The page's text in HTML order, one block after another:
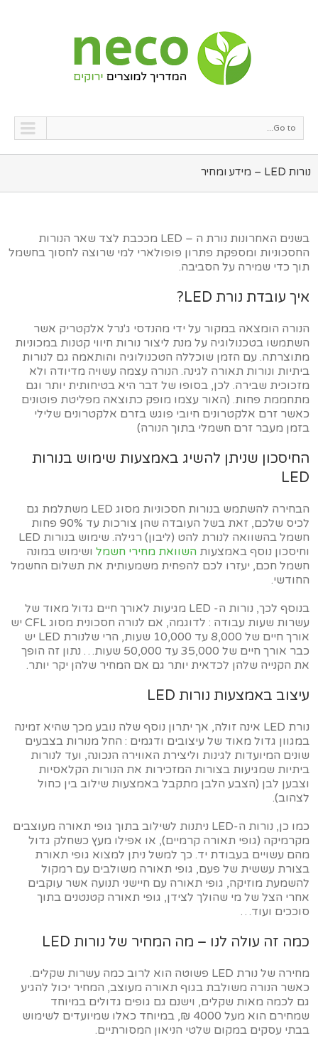
Go to...
נורות LED – מידע ומחיר
בשנים האחרונות נורת ה – LED מככבת לצד שאר הנורות
החסכוניות ומספקת פתרון פופולארי למי שרוצה לחסוך בחשמל
תוך כדי שמירה על הסביבה.
איך עובדת נורת LED?
הנורה הומצאה במקור על ידי מהנדסי ג'נרל אלקטריק אשר
השתמשו בטכנולוגיה על מנת ליצור נורות חיווי קטנות במכוניות
מתוצרתה. עם הזמן שוכללה הטכנולוגיה והותאמה גם לנורות
ביתיות ונורות תאורה לגינה. הנורה עצמה עשויה מדיודה ולא
מזכוכית שבירה. לכן, בסופו של דבר היא בטיחותית יותר וגם
מתחממת פחות. (האור עצמו מופק כתוצאה מפליטת פוטונים
כאשר זרם אלקטרונים חיובי פוגש בזרם אלקטרונים שלילי
בזמן מעבר זרם חשמלי בתוך הנורה)
החיסכון שניתן להשיג באמצעות שימוש בנורות
LED
הבחירה להשתמש בנורות חסכוניות מסוג LED משתלמת גם
לכיס שלכם, זאת בשל העובדה שהן צורכות עד 90% פחות
חשמל בהשוואה לנורת להט (ליבון) רגילה. שימוש בנורות LED
וחיסכון נוסף באמצעות השוואת מחירי חשמל ושימוש במונה
חשמל חכם, יעזרו לכם להפחית משמעותית את תשלום החשמל
החודשי.
בנוסף לכך, נורות ה- LED מגיעות לאורך חיים גדול מאוד של
עשרות שעות עבודה : לדוגמה, אם לנורה חסכונית מסוג CFL יש
אורך חיים של 8,000 עד 10,000 שעות, הרי שלנורת LED יש
כבר אורך חיים של 35,000 עד 50,000 שעות… נתון זה הופך
את הקנייה שלהן לכדאית יותר גם אם המחיר שלהן יקר יותר.
עיצוב באמצעות נורות LED
נורת LED אינה זולה, אך יתרון נוסף שלה נובע מכך שהיא זמינה
במגוון גדול מאוד של עיצובים ודגמים : החל מנורות בצבעים
שונים המיועדות לגינות וליצירת האווירה הנכונה, ועד לנורות
ביתיות שמגיעות בצורות המזכירות את הנורות הקלאסיות
וצבען לבן (הצבע הלבן מתקבל באמצעות שילוב בין כחול
לצהוב).
כמו כן, נורות ה-LED ניתנות לשילוב בתוך גופי תאורה מעוצבים
מקרמיקה (גופי תאורה קרמיים), או אפילו מעץ כשחלק גדול
מהם עשויים בעבודת יד. כך למשל ניתן למצוא גופי תאורת
בצורת עששית של פעם, גופי תאורה משולבים עם רמקול
להשמעת מוזיקה, גופי תאורה עם חיישני תנועה אשר עוקבים
אחרי הצל של מי שהולך לצידן, גופי תאורה קטנטנים בתוך
סוככים ועוד…
כמה זה עולה לנו – מה המחיר של נורות LED
מחירה של נורת LED פשוטה הוא לרוב כמה עשרות שקלים.
כאשר הנורה משולבת בגוף תאורה מעוצב, המחיר יכול להגיע
גם לכמה מאות שקלים, וישנם גם גופים גדולים במיוחד
שמחירם הוא מעל 4000 ₪, במיוחד כאלו שמיועדים לשימוש
בבתי עסקים במקום שלטי הניאון המסורתיים.